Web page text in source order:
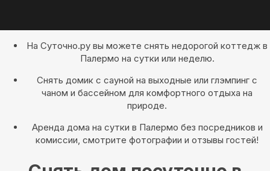
На Суточно.ру вы можете снять недорогой коттедж в
Палермо на сутки или неделю.
Снять домик с сауной на выходные или глэмпинг с
чаном и бассейном для комфортного отдыха на
природе.
Аренда дома на сутки в Палермо без посредников и
комиссии, смотрите фотографии и отзывы гостей!